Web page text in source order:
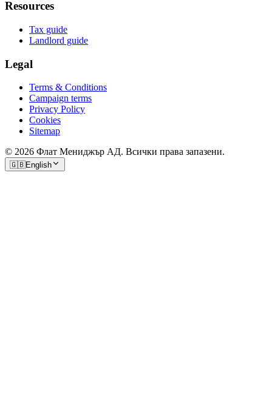
Resources
Tax guide
Landlord guide
Legal
Terms & Conditions
Campaign terms
Privacy Policy
Cookies
Sitemap
© 2026 Флат Мениджър АД. Всички права запазени.
🇬🇧English